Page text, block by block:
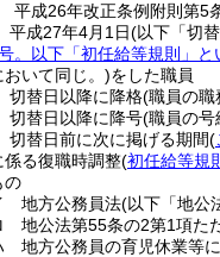
平成26年改正条例附則第5
平成27年4月1日(以下「切
。以下「初任給等規則」と
おいて同じ。)をした職員
切替日以降に降格(職員の職
切替日以降に降号(職員の号
切替日前に次に掲げる期間(
係る復職時調整(初任給等規
の
地方公務員法(以下「地公
地公法第55条の2第1項た
地方公務員の育児休業等